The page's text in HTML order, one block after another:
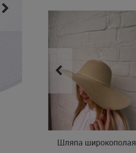
ONE SIZE
Шляпа широкополая